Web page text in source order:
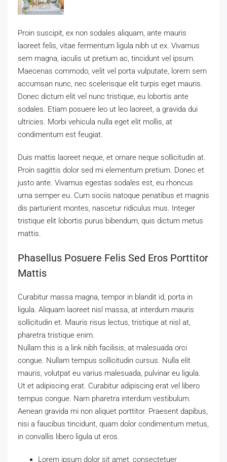
Proin suscipit, ex non sodales aliquam, ante mauris
laoreet felis, vitae fermentum ligula nibh ut ex. Vivamus
sem magna, iaculis ut pretium ac, tincidunt vel ipsum.
Maecenas commodo, velit vel porta vulputate, lorem sem
accumsan nunc, nec scelerisque elit turpis eget mauris.
Donec dictum elit vel nunc tristique, eu lobortis ante
sodales. Etiam posuere leo ut leo laoreet, a gravida dui
ultricies. Morbi vehicula nulla eget elit mollis, at
condimentum est feugiat.
Duis mattis laoreet neque, et ornare neque sollicitudin at.
Proin sagittis dolor sed mi elementum pretium. Donec et
justo ante. Vivamus egestas sodales est, eu rhoncus
urna semper eu. Cum sociis natoque penatibus et magnis
dis parturient montes, nascetur ridiculus mus. Integer
tristique elit lobortis purus bibendum, quis dictum metus
mattis.
Phasellus Posuere Felis Sed Eros Porttitor
Mattis
Curabitur massa magna, tempor in blandit id, porta in
ligula. Aliquam laoreet nisl massa, at interdum mauris
sollicitudin et. Mauris risus lectus, tristique at nisl at,
pharetra tristique enim.
Nullam this is a link nibh facilisis, at malesuada orci
congue. Nullam tempus sollicitudin cursus. Nulla elit
mauris, volutpat eu varius malesuada, pulvinar eu ligula.
Ut et adipiscing erat. Curabitur adipiscing erat vel libero
tempus congue. Nam pharetra interdum vestibulum.
Aenean gravida mi non aliquet porttitor. Praesent dapibus,
nisi a faucibus tincidunt, quam dolor condimentum metus,
in convallis libero ligula ut eros.
Lorem ipsum dolor sit amet, consectetuer